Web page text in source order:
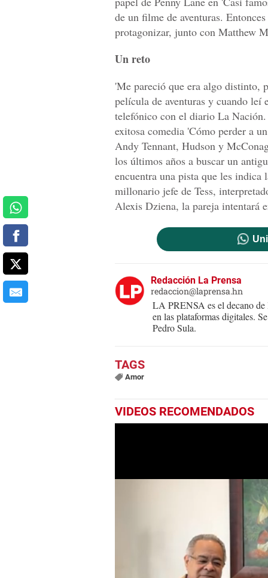
de un filme de aventuras.
protagonizar, junto con Matthew
Un reto
'Me pareció que era algo distinto,
película de aventuras y cuando
telefónico con el diario La
exitosa comedia 'Cómo perder a
Andy Tennant, Hudson y
los últimos años a buscar un
encuentra una pista que les indica
millonario jefe de Tess,
Alexis Dziena, la pareja intentará
Redacción La Prensa
redaccion@laprensa.hn
LA PRENSA es el decano de
en las plataformas digitales.
Pedro Sula.
Amor
VIDEOS RECOMENDADOS